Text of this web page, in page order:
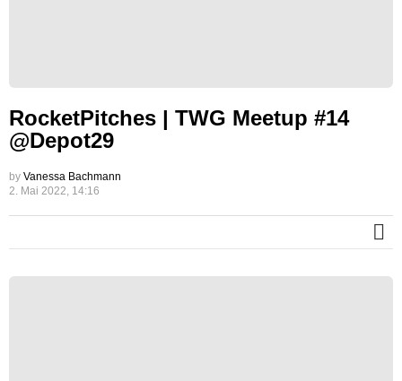
RocketPitches | TWG Meetup #14
@Depot29
by Vanessa Bachmann
2. Mai 2022, 14:16